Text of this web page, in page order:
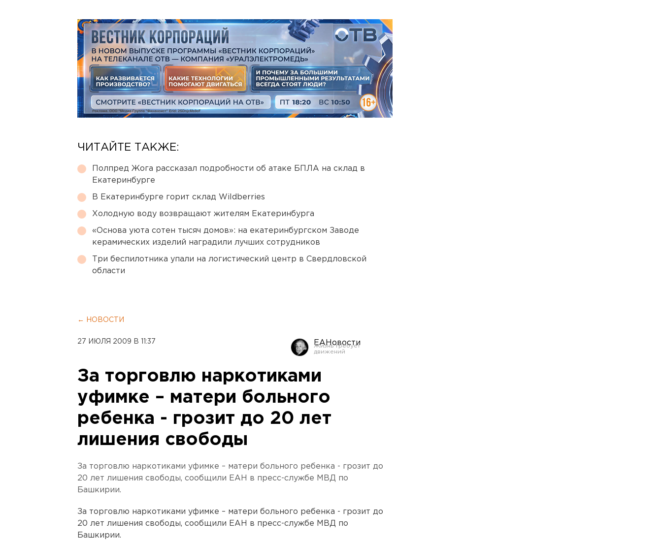
ЧИТАЙТЕ ТАКЖЕ:
Полпред Жога рассказал подробности об атаке БПЛА на склад в
Екатеринбурге
В Екатеринбурге горит склад Wildberries
Холодную воду возвращают жителям Екатеринбурга
«Основа уюта сотен тысяч домов»: на екатеринбургском Заводе
керамических изделий наградили лучших сотрудников
Три беспилотника упали на логистический центр в Свердловской
области
← НОВОСТИ
27 ИЮЛЯ 2009 В 11:37 ЕАНовости
За торговлю наркотиками
уфимке – матери больного
ребенка - грозит до 20 лет
лишения свободы
За торговлю наркотиками уфимке – матери больного ребенка - грозит до
20 лет лишения свободы, сообщили ЕАН в пресс-службе МВД по
Башкирии.
За торговлю наркотиками уфимке – матери больного ребенка - грозит до
20 лет лишения свободы, сообщили ЕАН в пресс-службе МВД по
Башкирии.